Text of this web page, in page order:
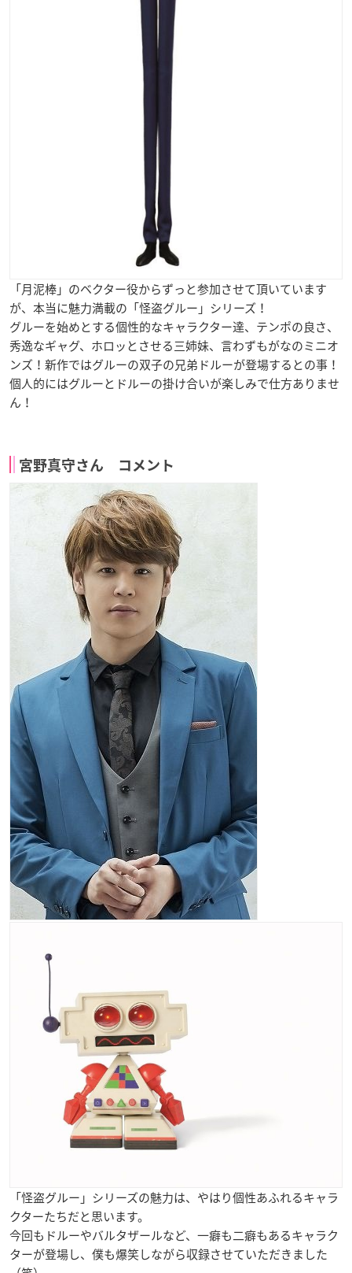
「月泥棒」のベクター役からずっと参加させて頂いています
が、本当に魅力満載の「怪盗グルー」シリーズ！
グルーを始めとする個性的なキャラクター達、テンポの良さ、
秀逸なギャグ、ホロッとさせる三姉妹、言わずもがなのミニオ
ンズ！新作ではグルーの双子の兄弟ドルーが登場するとの事！
個人的にはグルーとドルーの掛け合いが楽しみで仕方ありませ
ん！
宮野真守さん コメント
「怪盗グルー」シリーズの魅力は、やはり個性あふれるキャラ
クターたちだと思います。
今回もドルーやバルタザールなど、一癖も二癖もあるキャラク
ターが登場し、僕も爆笑しながら収録させていただきました